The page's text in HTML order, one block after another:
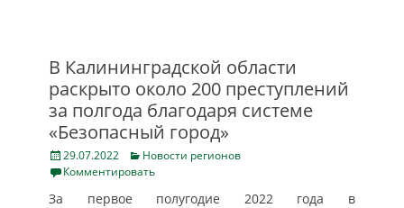
В Калининградской области
раскрыто около 200 преступлений
за полгода благодаря системе
«Безопасный город»
Posted
on
29.07.2022 Categories
Новости регионов
Комментировать
За первое полугодие 2022 года в